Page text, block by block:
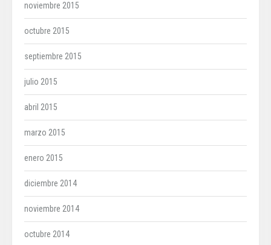
noviembre 2015
octubre 2015
septiembre 2015
julio 2015
abril 2015
marzo 2015
enero 2015
diciembre 2014
noviembre 2014
octubre 2014